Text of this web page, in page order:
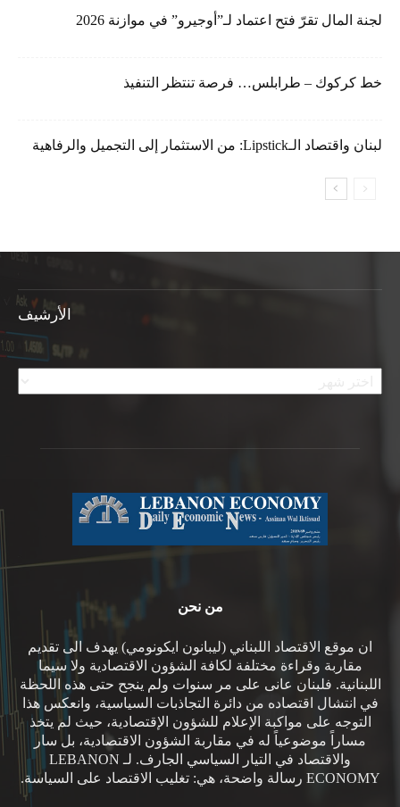
لجنة المال تقرّ فتح اعتماد لـ”أوجيرو” في موازنة 2026
خط كركوك – طرابلس… فرصة تنتظر التنفيذ
لبنان واقتصاد الـLipstick: من الاستثمار إلى التجميل والرفاهية
الأرشيف
الأرشيف
من نحن
ان موقع الاقتصاد اللبناني (ليبانون ايكونومي) يهدف الى تقديم
مقاربة وقراءة مختلفة لكافة الشؤون الاقتصادية ولا سيما
اللبنانية. فلبنان عانى على مر سنوات ولم ينجح حتى هذه اللحظة
في انتشال اقتصاده من دائرة التجاذبات السياسية، وانعكس هذا
التوجه على مواكبة الإعلام للشؤون الإقتصادية، حيث لم يتخذ
مساراً موضوعياً له في مقاربة الشؤون الاقتصادية، بل سار
والاقتصاد في التيار السياسي الجارف. لـ LEBANON
ECONOMY رسالة واضحة، هي: تغليب الاقتصاد على السياسة.